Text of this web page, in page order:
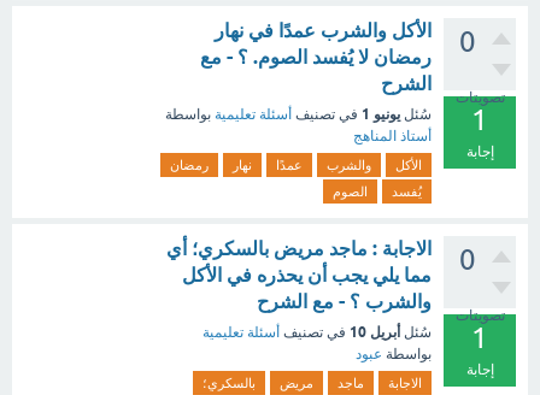
0
تصويتات
1
إجابة
الأكل والشرب عمدًا في نهار
رمضان لا يُفسد الصوم. ؟ - مع
الشرح
سُئل يونيو 1 في تصنيف أسئلة تعليمية بواسطة
أستاذ المناهج
الأكل والشرب عمدًا نهار
رمضان
يُفسد
الصوم
0
تصويتات
1
إجابة
الاجابة : ماجد مريض بالسكري؛ أي
مما يلي يجب أن يحذره في الأكل
والشرب ؟ - مع الشرح
سُئل أبريل 10 في تصنيف أسئلة تعليمية
بواسطة عبود
الاجابة ماجد مريض
بالسكري؛